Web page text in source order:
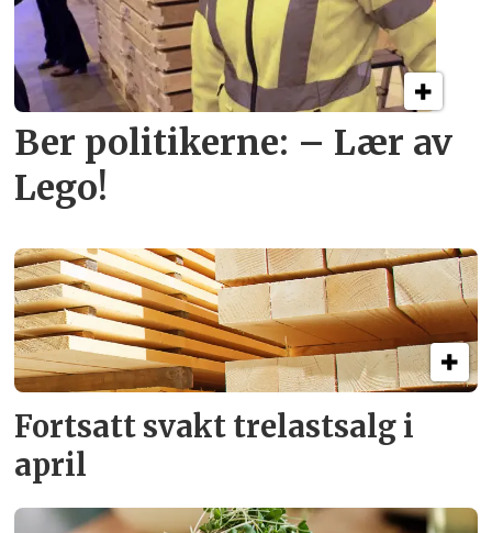
Ber politikerne: – Lær av
Lego!
Fortsatt svakt trelastsalg i
april